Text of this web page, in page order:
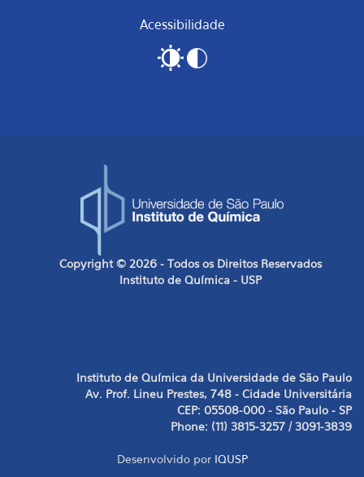
Acessibilidade
Copyright © 2026 - Todos os Direitos Reservados
Instituto de Química - USP
Instituto de Química da Universidade de São Paulo
Av. Prof. Lineu Prestes, 748 - Cidade Universitária
CEP: 05508-000 - São Paulo - SP
Phone: (11) 3815-3257 / 3091-3839
Desenvolvido por IQUSP